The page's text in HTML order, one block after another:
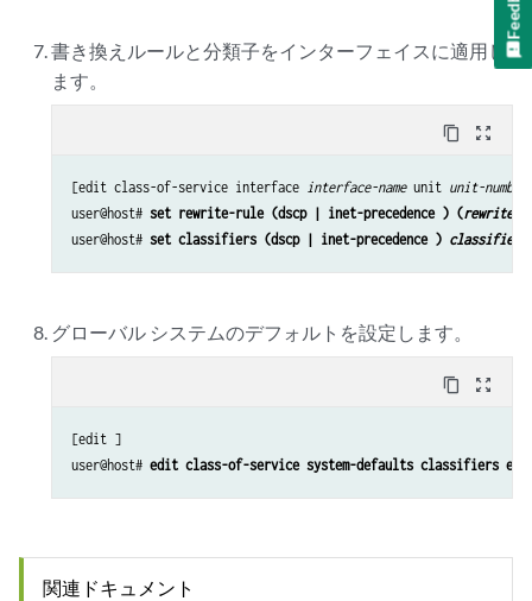
書き換えルールと分類子をインターフェイスに適用し
ます。
content_copy zoom_out_map
[edit class-of-service interface interface-name unit unit-number
user@host# set rewrite-rule (dscp | inet-precedence ) (rewrite-
user@host# set classifiers (dscp | inet-precedence ) classifier-
グローバル システムのデフォルトを設定します。
content_copy zoom_out_map
[edit ]
user@host# edit class-of-service system-defaults classifiers
関連ドキュメント